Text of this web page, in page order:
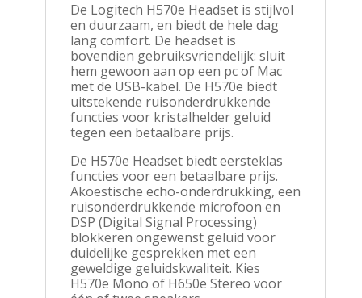
De Logitech H570e Headset is stijlvol
en duurzaam, en biedt de hele dag
lang comfort. De headset is
bovendien gebruiksvriendelijk: sluit
hem gewoon aan op een pc of Mac
met de USB-kabel. De H570e biedt
uitstekende ruisonderdrukkende
functies voor kristalhelder geluid
tegen een betaalbare prijs.
De H570e Headset biedt eersteklas
functies voor een betaalbare prijs.
Akoestische echo-onderdrukking, een
ruisonderdrukkende microfoon en
DSP (Digital Signal Processing)
blokkeren ongewenst geluid voor
duidelijke gesprekken met een
geweldige geluidskwaliteit. Kies
H570e Mono of H650e Stereo voor